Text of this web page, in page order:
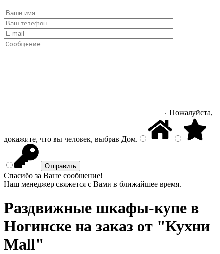
Пожалуйста,
докажите, что вы человек, выбрав Дом.
Спасибо за Ваше сообщение!
Наш менеджер свяжется с Вами в ближайшее время.
Раздвижные шкафы-купе в
Ногинске на заказ от "Кухни
Mall"